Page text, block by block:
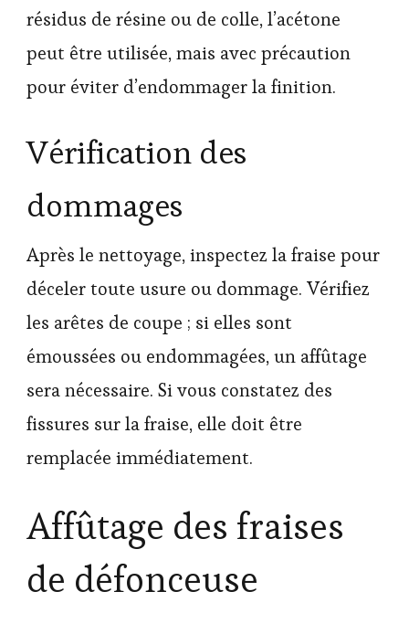
résidus de résine ou de colle, l’acétone
peut être utilisée, mais avec précaution
pour éviter d’endommager la finition.
Vérification des
dommages
Après le nettoyage, inspectez la fraise pour
déceler toute usure ou dommage. Vérifiez
les arêtes de coupe ; si elles sont
émoussées ou endommagées, un affûtage
sera nécessaire. Si vous constatez des
fissures sur la fraise, elle doit être
remplacée immédiatement.
Affûtage des fraises
de défonceuse